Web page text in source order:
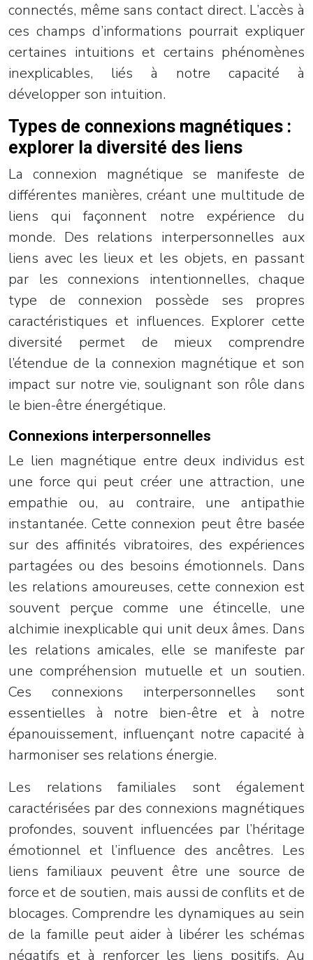
connectés, même sans contact direct. L’accès à
ces champs d’informations pourrait expliquer
certaines intuitions et certains phénomènes
inexplicables, liés à notre capacité à
développer son intuition.
Types de connexions magnétiques :
explorer la diversité des liens
La connexion magnétique se manifeste de
différentes manières, créant une multitude de
liens qui façonnent notre expérience du
monde. Des relations interpersonnelles aux
liens avec les lieux et les objets, en passant
par les connexions intentionnelles, chaque
type de connexion possède ses propres
caractéristiques et influences. Explorer cette
diversité permet de mieux comprendre
l’étendue de la connexion magnétique et son
impact sur notre vie, soulignant son rôle dans
le bien-être énergétique.
Connexions interpersonnelles
Le lien magnétique entre deux individus est
une force qui peut créer une attraction, une
empathie ou, au contraire, une antipathie
instantanée. Cette connexion peut être basée
sur des affinités vibratoires, des expériences
partagées ou des besoins émotionnels. Dans
les relations amoureuses, cette connexion est
souvent perçue comme une étincelle, une
alchimie inexplicable qui unit deux âmes. Dans
les relations amicales, elle se manifeste par
une compréhension mutuelle et un soutien.
Ces connexions interpersonnelles sont
essentielles à notre bien-être et à notre
épanouissement, influençant notre capacité à
harmoniser ses relations énergie.
Les relations familiales sont également
caractérisées par des connexions magnétiques
profondes, souvent influencées par l’héritage
émotionnel et l’influence des ancêtres. Les
liens familiaux peuvent être une source de
force et de soutien, mais aussi de conflits et de
blocages. Comprendre les dynamiques au sein
de la famille peut aider à libérer les schémas
négatifs et à renforcer les liens positifs. Au